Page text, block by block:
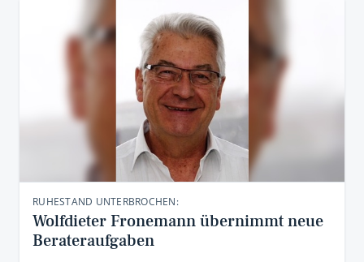
RUHESTAND UNTERBROCHEN:
Wolfdieter Fronemann übernimmt neue
Berateraufgaben